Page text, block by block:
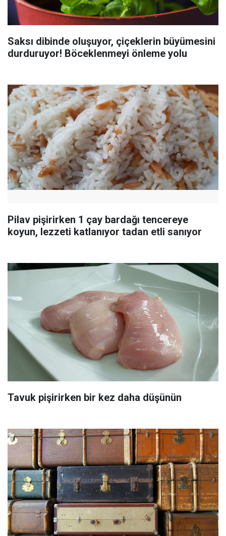
Saksı dibinde oluşuyor, çiçeklerin büyümesini
durduruyor! Böceklenmeyi önleme yolu
Pilav pişirirken 1 çay bardağı tencereye
koyun, lezzeti katlanıyor tadan etli sanıyor
Tavuk pişirirken bir kez daha düşünün